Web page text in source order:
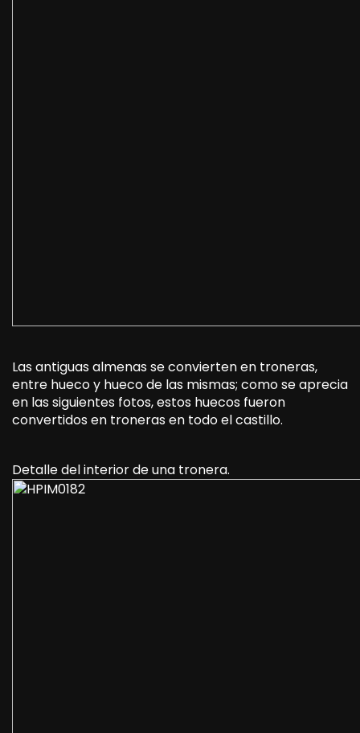
Las antiguas almenas se convierten en troneras,
entre hueco y hueco de las mismas; como se aprecia
en las siguientes fotos, estos huecos fueron
convertidos en troneras en todo el castillo.
Detalle del interior de una tronera.